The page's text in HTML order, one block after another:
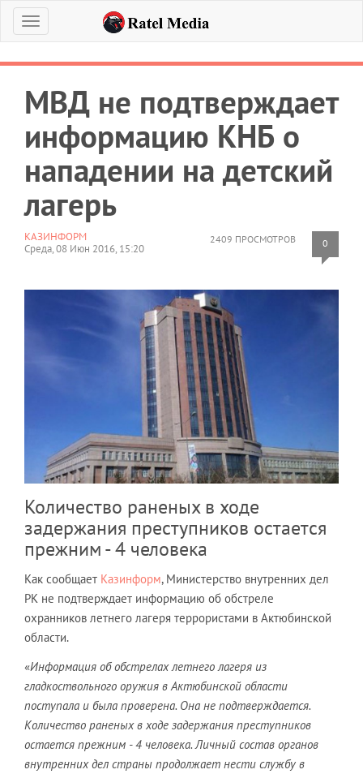
Меню
МВД не подтверждает
информацию КНБ о
нападении на детский
лагерь
2409 ПРОСМОТРОВ 0
КАЗИНФОРМ
Среда, 08 Июн 2016, 15:20
Количество раненых в ходе
задержания преступников остается
прежним - 4 человека
Как сообщает Казинформ, Министерство внутренних дел
РК не подтверждает информацию об обстреле
охранников летнего лагеря террористами в Актюбинской
области.
«Информация об обстрелах летнего лагеря из
гладкоствольного оружия в Актюбинской области
поступала и была проверена. Она не подтверждается.
Количество раненых в ходе задержания преступников
остается прежним - 4 человека. Личный состав органов
внутренних дел страны продолжает нести службу в